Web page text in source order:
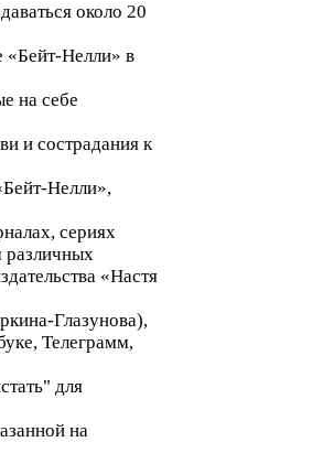
около 20
«Бейт-Нелли» в
на себе
и сострадания к
Нелли»,
сериях
различных
«Настя
Глазунова),
Телеграмм,
для
на